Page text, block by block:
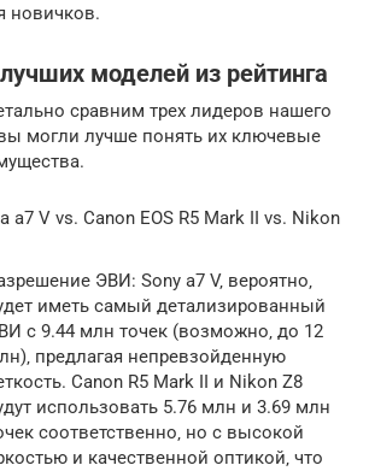
новичков.
моделей из рейтинга
сравним трех лидеров нашего
вы могли лучше понять их ключевые
a7 V vs. Canon EOS R5 Mark II vs. Nikon
ЭВИ: Sony a7 V‚ вероятно‚
иметь самый детализированный
с 9.44 млн точек (возможно‚ до 12
предлагая непревзойденную
Canon R5 Mark II и Nikon Z8
использовать 5.76 млн и 3.69 млн
соответственно‚ но с высокой
и качественной оптикой‚ что